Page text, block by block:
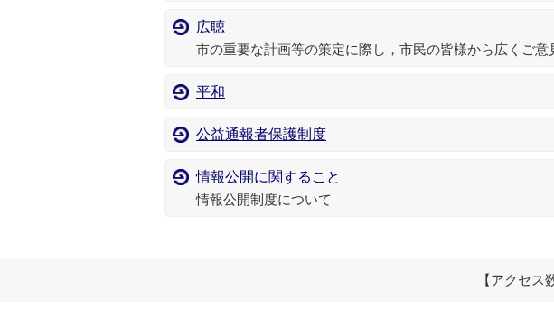
広聴
市の重要な計画等の策定に際し，市民の皆様から広くご
平和
公益通報者保護制度
情報公開に関すること
情報公開制度について
【アクセス